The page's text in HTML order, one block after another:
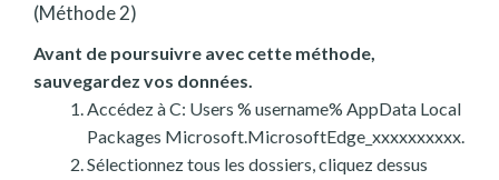
(Méthode 2)
Avant de poursuivre avec cette méthode,
sauvegardez vos données.
Accédez à C: Users % username% AppData Local
Packages Microsoft.MicrosoftEdge_xxxxxxxxxx.
Sélectionnez tous les dossiers, cliquez dessus